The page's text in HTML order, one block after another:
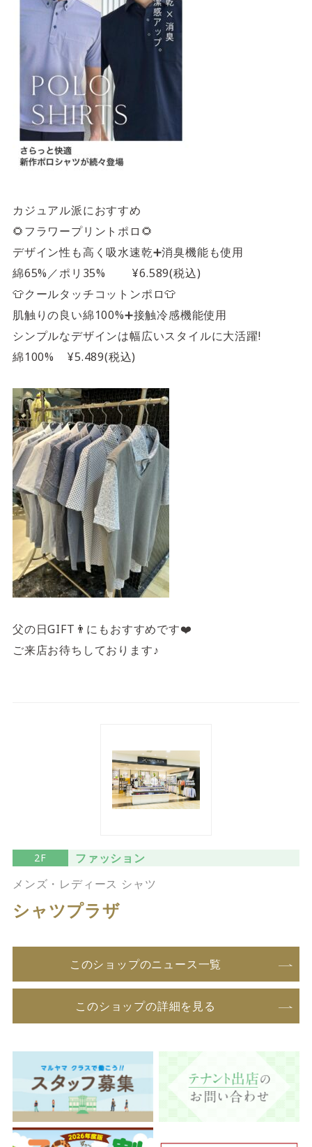
施設案内を見る
カジュアル派におすすめ
🌻フラワープリントポロ🌻
デザイン性も高く吸水速乾➕消臭機能も使用
綿65%／ポリ35% ¥6.589(税込)
👕クールタッチコットンポロ👕
肌触りの良い綿100%➕接触冷感機能使用
シンプルなデザインは幅広いスタイルに大活躍!
綿100% ¥5.489(税込)
父の日GIFT👨にもおすすめです❤️
ご来店お待ちしております♪
2F
ファッション
メンズ・レディース シャツ
シャツプラザ
このショップのニュース一覧
このショップの詳細を見る